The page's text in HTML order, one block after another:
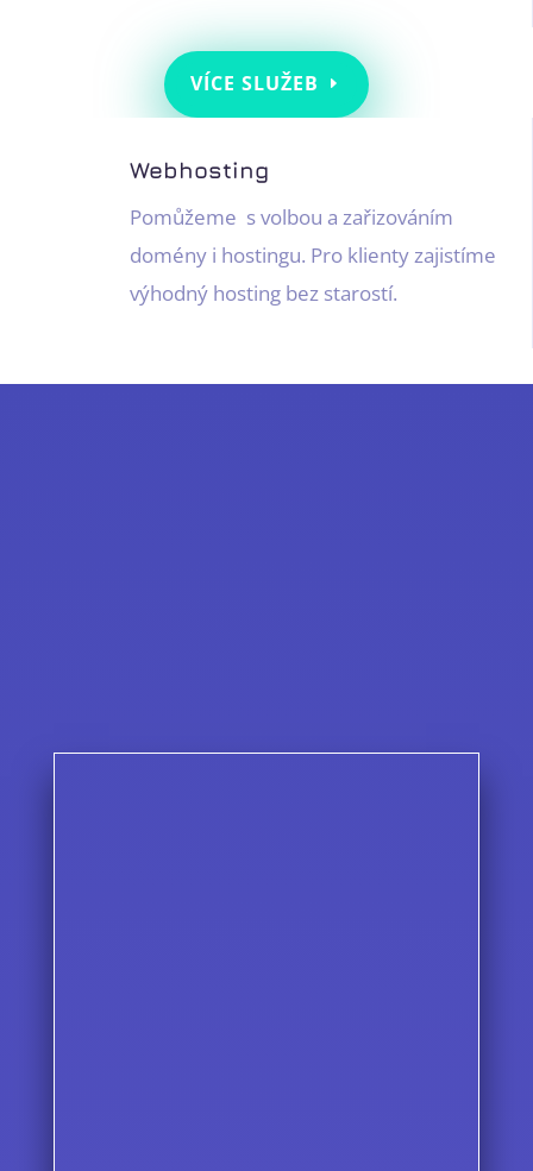
VÍCE SLUŽEB
Webhosting
Pomůžeme s volbou a zařizováním
domény i hostingu. Pro klienty zajistíme
výhodný hosting bez starostí.